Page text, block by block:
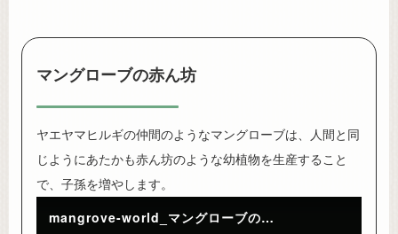
マングローブの赤ん坊
ヤエヤマヒルギの仲間のようなマングローブは、人間と同
じようにあたかも赤ん坊のような幼植物を生産すること
で、子孫を増やします。
mangrove-world_マングローブの赤ん坊